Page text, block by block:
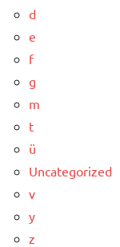
d
e
f
g
m
t
ü
Uncategorized
v
y
z